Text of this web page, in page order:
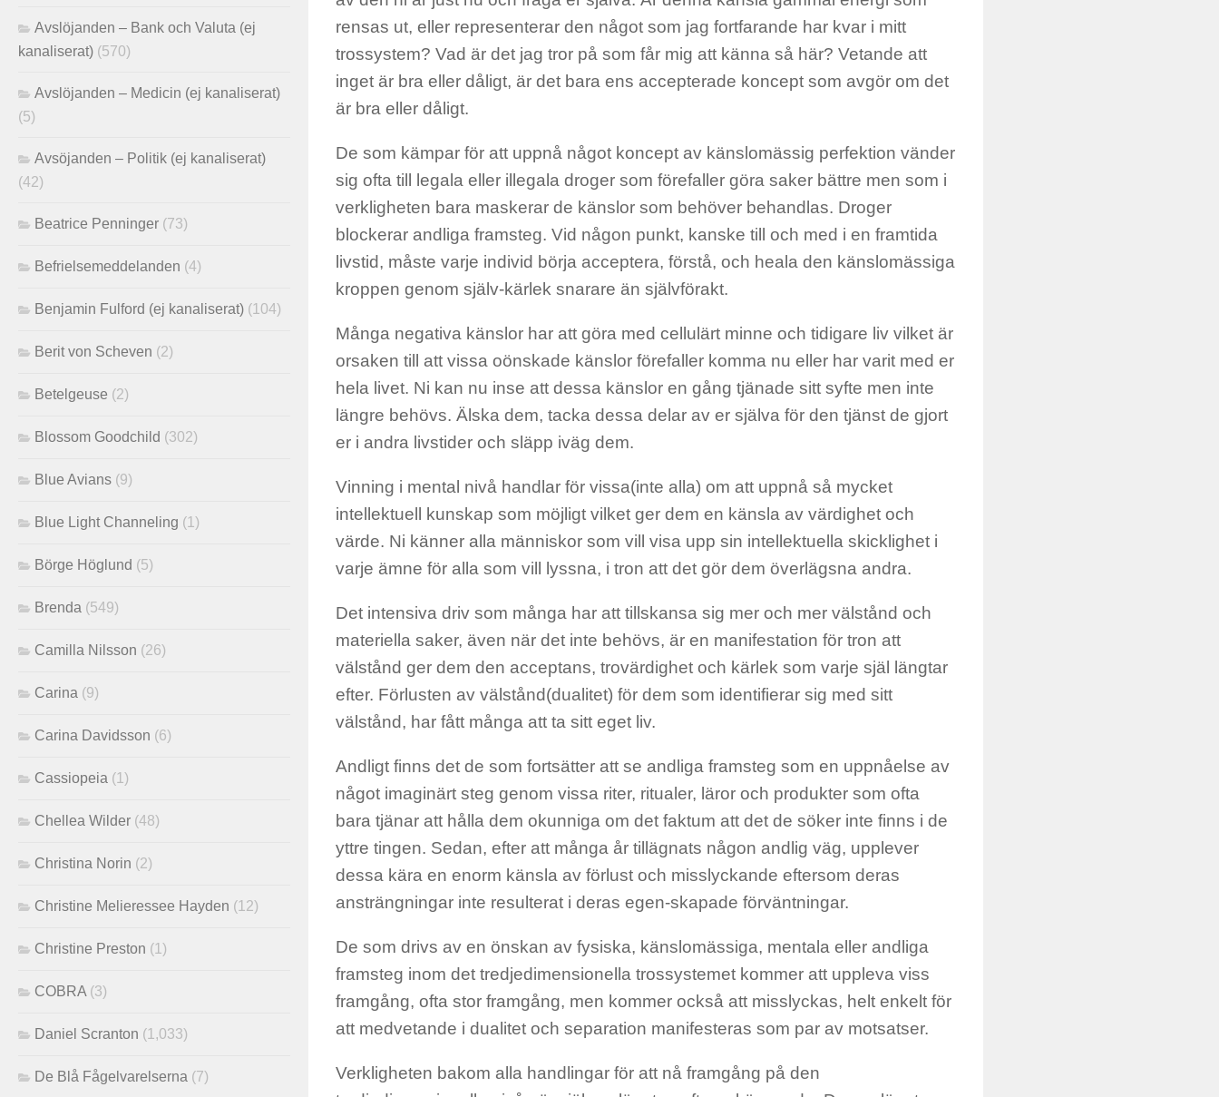
rensas ut, eller representerar den något som jag fortfarande har kvar i mitt
trossystem? Vad är det jag tror på som får mig att känna så här? Vetande att
inget är bra eller dåligt, är det bara ens accepterade koncept som avgör om det
är bra eller dåligt.
De som kämpar för att uppnå något koncept av känslomässig perfektion vänder
sig ofta till legala eller illegala droger som förefaller göra saker bättre men som i
verkligheten bara maskerar de känslor som behöver behandlas. Droger
blockerar andliga framsteg. Vid någon punkt, kanske till och med i en framtida
livstid, måste varje individ börja acceptera, förstå, och heala den känslomässiga
kroppen genom själv-kärlek snarare än självförakt.
Många negativa känslor har att göra med cellulärt minne och tidigare liv vilket är
orsaken till att vissa oönskade känslor förefaller komma nu eller har varit med er
hela livet. Ni kan nu inse att dessa känslor en gång tjänade sitt syfte men inte
längre behövs. Älska dem, tacka dessa delar av er själva för den tjänst de gjort
er i andra livstider och släpp iväg dem.
Vinning i mental nivå handlar för vissa(inte alla) om att uppnå så mycket
intellektuell kunskap som möjligt vilket ger dem en känsla av värdighet och
värde. Ni känner alla människor som vill visa upp sin intellektuella skicklighet i
varje ämne för alla som vill lyssna, i tron att det gör dem överlägsna andra.
Det intensiva driv som många har att tillskansa sig mer och mer välstånd och
materiella saker, även när det inte behövs, är en manifestation för tron att
välstånd ger dem den acceptans, trovärdighet och kärlek som varje själ längtar
efter. Förlusten av välstånd(dualitet) för dem som identifierar sig med sitt
välstånd, har fått många att ta sitt eget liv.
Andligt finns det de som fortsätter att se andliga framsteg som en uppnåelse av
något imaginärt steg genom vissa riter, ritualer, läror och produkter som ofta
bara tjänar att hålla dem okunniga om det faktum att det de söker inte finns i de
yttre tingen. Sedan, efter att många år tillägnats någon andlig väg, upplever
dessa kära en enorm känsla av förlust och misslyckande eftersom deras
ansträngningar inte resulterat i deras egen-skapade förväntningar.
De som drivs av en önskan av fysiska, känslomässiga, mentala eller andliga
framsteg inom det tredjedimensionella trossystemet kommer att uppleva viss
framgång, ofta stor framgång, men kommer också att misslyckas, helt enkelt för
att medvetande i dualitet och separation manifesteras som par av motsatser.
Verkligheten bakom alla handlingar för att nå framgång på den
Avslöjanden – Bank och Valuta (ej
kanaliserat) (570)
Avslöjanden – Medicin (ej kanaliserat)
(5)
Avsöjanden – Politik (ej kanaliserat)
(42)
Beatrice Penninger (73)
Befrielsemeddelanden (4)
Benjamin Fulford (ej kanaliserat) (104)
Berit von Scheven (2)
Betelgeuse (2)
Blossom Goodchild (302)
Blue Avians (9)
Blue Light Channeling (1)
Börge Höglund (5)
Brenda (549)
Camilla Nilsson (26)
Carina (9)
Carina Davidsson (6)
Cassiopeia (1)
Chellea Wilder (48)
Christina Norin (2)
Christine Melieressee Hayden (12)
Christine Preston (1)
COBRA (3)
Daniel Scranton (1,033)
De Blå Fågelvarelserna (7)